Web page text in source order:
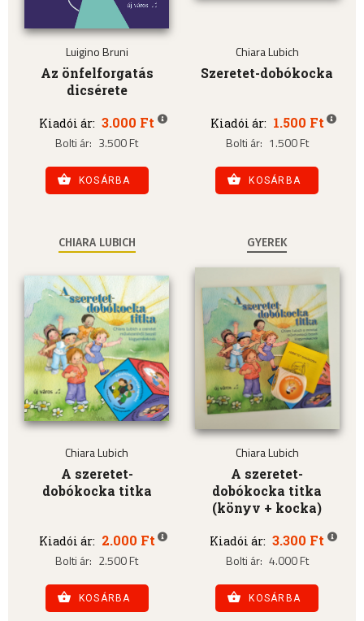
Luigino Bruni
Az önfelforgatás
dicsérete
Kiadói ár: 3.000 Ft
Bolti ár: 3.500 Ft
KOSÁRBA
Chiara Lubich
Szeretet-dobókocka
Kiadói ár: 1.500 Ft
Bolti ár: 1.500 Ft
KOSÁRBA
CHIARA LUBICH
Chiara Lubich
A szeretet-
dobókocka titka
Kiadói ár: 2.000 Ft
Bolti ár: 2.500 Ft
KOSÁRBA
GYEREK
Chiara Lubich
A szeretet-
dobókocka titka
(könyv + kocka)
Kiadói ár: 3.300 Ft
Bolti ár: 4.000 Ft
KOSÁRBA